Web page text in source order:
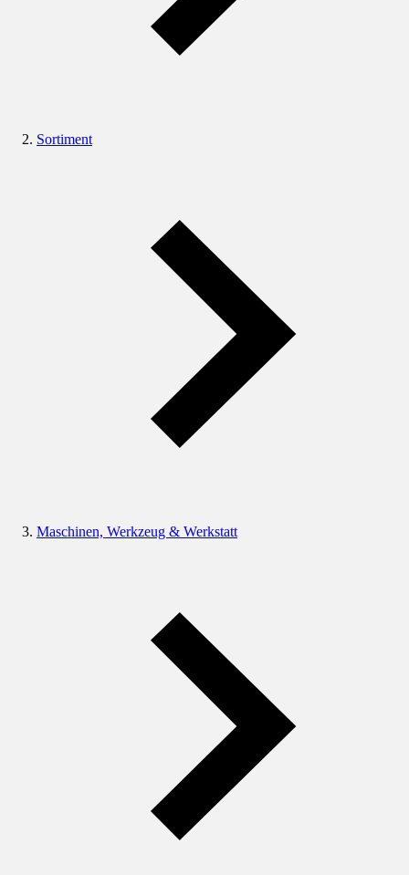
Sortiment
Maschinen, Werkzeug & Werkstatt